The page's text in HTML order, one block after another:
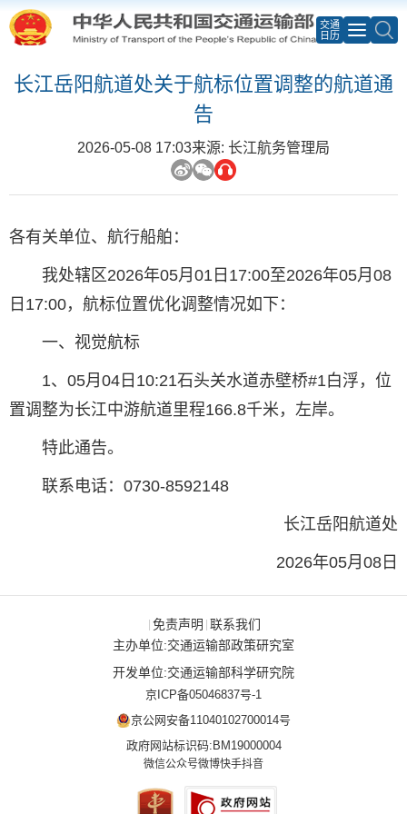
交通
日历
长江岳阳航道处关于航标位置调整的航道通
告
2026-05-08 17:03来源: 长江航务管理局
各有关单位、航行船舶：
我处辖区2026年05月01日17:00至2026年05月08
日17:00，航标位置优化调整情况如下：
一、视觉航标
1、05月04日10:21石头关水道赤壁桥#1白浮，位
置调整为长江中游航道里程166.8千米，左岸。
特此通告。
联系电话：0730-8592148
长江岳阳航道处
2026年05月08日
| 免责声明 | 联系我们
主办单位:交通运输部政策研究室
开发单位:交通运输部科学研究院
京ICP备05046837号-1
京公网安备11040102700014号
政府网站标识码:BM19000004
微信公众号微博快手抖音